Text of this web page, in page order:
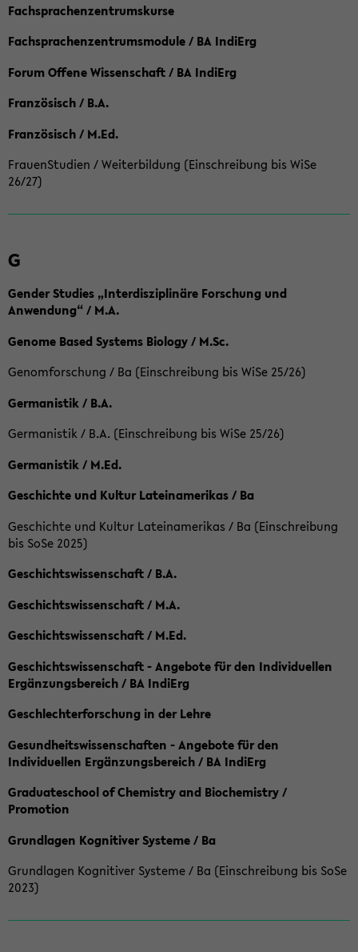
Fachsprachenzentrumskurse
Fachsprachenzentrumsmodule / BA IndiErg
Forum Offene Wissenschaft / BA IndiErg
Französisch / B.A.
Französisch / M.Ed.
FrauenStudien / Weiterbildung (Einschreibung bis WiSe
26/27)
G
Gender Studies „Interdisziplinäre Forschung und
Anwendung“ / M.A.
Genome Based Systems Biology / M.Sc.
Genomforschung / Ba (Einschreibung bis WiSe 25/26)
Germanistik / B.A.
Germanistik / B.A. (Einschreibung bis WiSe 25/26)
Germanistik / M.Ed.
Geschichte und Kultur Lateinamerikas / Ba
Geschichte und Kultur Lateinamerikas / Ba (Einschreibung
bis SoSe 2025)
Geschichtswissenschaft / B.A.
Geschichtswissenschaft / M.A.
Geschichtswissenschaft / M.Ed.
Geschichtswissenschaft - Angebote für den Individuellen
Ergänzungsbereich / BA IndiErg
Geschlechterforschung in der Lehre
Gesundheitswissenschaften - Angebote für den
Individuellen Ergänzungsbereich / BA IndiErg
Graduateschool of Chemistry and Biochemistry /
Promotion
Grundlagen Kognitiver Systeme / Ba
Grundlagen Kognitiver Systeme / Ba (Einschreibung bis SoSe
2023)